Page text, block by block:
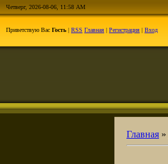
Четверг, 2026-08-06, 11:58 AM
Приветствую Вас Гость | RSS Главная | Регистрация | Вход
Главная »